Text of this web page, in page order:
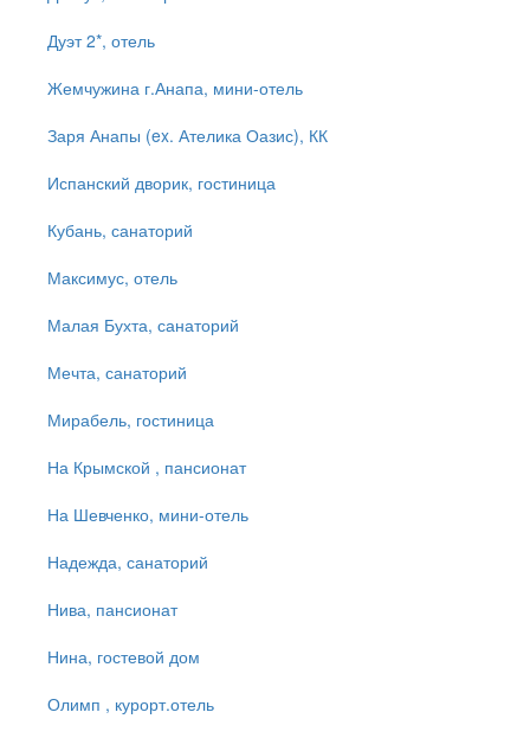
Дуэт 2*, отель
Жемчужина г.Анапа, мини-отель
Заря Анапы (ex. Ателика Оазис), КК
Испанский дворик, гостиница
Кубань, санаторий
Максимус, отель
Малая Бухта, санаторий
Мечта, санаторий
Мирабель, гостиница
На Крымской , пансионат
На Шевченко, мини-отель
Надежда, санаторий
Нива, пансионат
Нина, гостевой дом
Олимп , курорт.отель